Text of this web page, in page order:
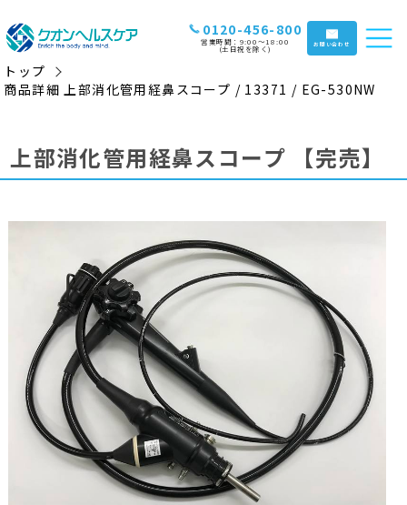
0120-456-800
営業時間：9:00〜18:00
(土日祝を除く) お問い合わせ
トップ
商品詳細 上部消化管用経鼻スコープ / 13371 / EG-530NW
上部消化管用経鼻スコープ 【完売】